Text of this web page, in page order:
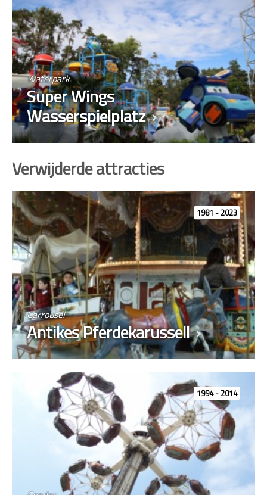
Waterpark
Super Wings
Wasserspielplatz
Verwijderde attracties
Carrousel
Antikes Pferdekarussell
1981 - 2023
1994 - 2014